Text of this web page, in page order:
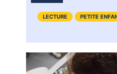
LECTURE PETITE